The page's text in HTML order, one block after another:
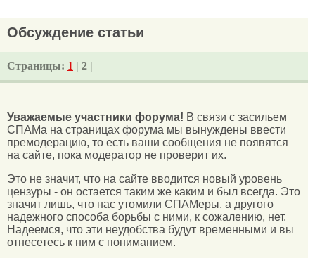
Обсуждение статьи
Страницы: 1 | 2 |
Уважаемые участники форума! В связи с засильем
СПАМа на страницах форума мы вынуждены ввести
премодерацию, то есть ваши сообщения не появятся
на сайте, пока модератор не проверит их.
Это не значит, что на сайте вводится новый уровень
цензуры - он остается таким же каким и был всегда. Это
значит лишь, что нас утомили СПАМеры, а другого
надежного способа борьбы с ними, к сожалению, нет.
Надеемся, что эти неудобства будут временными и вы
отнесетесь к ним с пониманием.